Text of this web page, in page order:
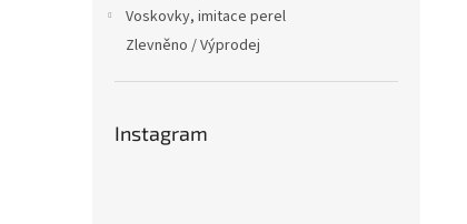
Voskovky, imitace perel
Zlevněno / Výprodej
Instagram